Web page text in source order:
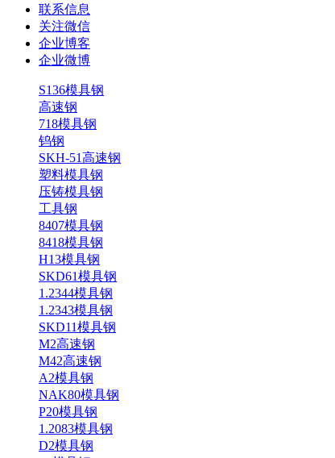
联系信息
关注微信
企业博客
企业微博
S136模具钢
高速钢
718模具钢
钨钢
SKH-51高速钢
塑料模具钢
压铸模具钢
工具钢
8407模具钢
8418模具钢
H13模具钢
SKD61模具钢
1.2344模具钢
1.2343模具钢
SKD11模具钢
M2高速钢
M42高速钢
A2模具钢
NAK80模具钢
P20模具钢
1.2083模具钢
D2模具钢